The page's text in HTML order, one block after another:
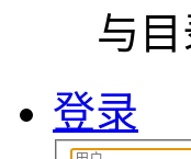
与
登录